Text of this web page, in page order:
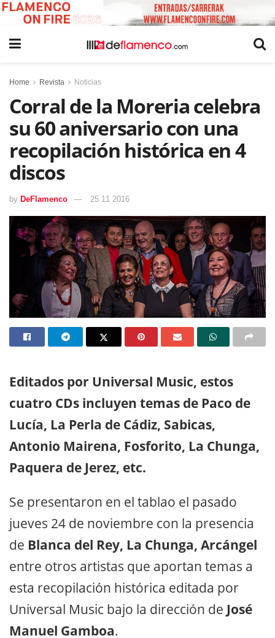
Home Revista Noticias
Corral de la Moreria celebra
su 60 aniversario con una
recopilación histórica en 4
discos
by DeFlamenco 25 11 2016
Editados por Universal Music, estos
cuatro CDs incluyen temas de Paco de
Lucía, La Perla de Cádiz, Sabicas,
Antonio Mairena, Fosforito, La Chunga,
Paquera de Jerez, etc.
Se presentaron en el tablao el pasado
jueves 24 de noviembre con la presencia
de Blanca del Rey, La Chunga, Arcángel
entre otros artistas que aportan temas a
esta recopilación histórica editada por
Universal Music bajo la dirección de José
Manuel Gamboa.